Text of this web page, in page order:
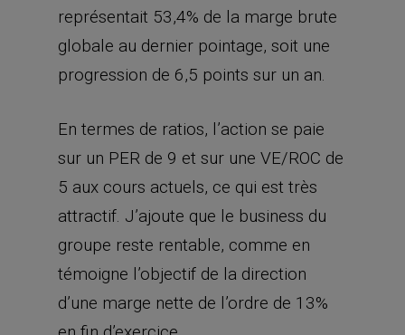
représentait 53,4% de la marge brute
globale au dernier pointage, soit une
progression de 6,5 points sur un an.
En termes de ratios, l’action se paie
sur un PER de 9 et sur une VE/ROC de
5 aux cours actuels, ce qui est très
attractif. J’ajoute que le business du
groupe reste rentable, comme en
témoigne l’objectif de la direction
d’une marge nette de l’ordre de 13%